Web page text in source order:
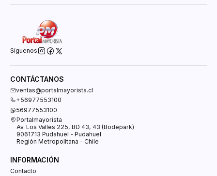
Síguenos
CONTÁCTANOS
ventas@portalmayorista.cl
+56977553100
56977553100
Portalmayorista
Av. Los Valles 225, BD 43, 43 (Bodepark)
9061713 Pudahuel - Pudahuel
Región Metropolitana - Chile
INFORMACIÓN
Contacto